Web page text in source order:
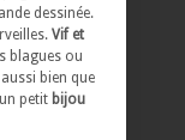
dessinée.
Vif et
blagues ou
bien que
petit bijou